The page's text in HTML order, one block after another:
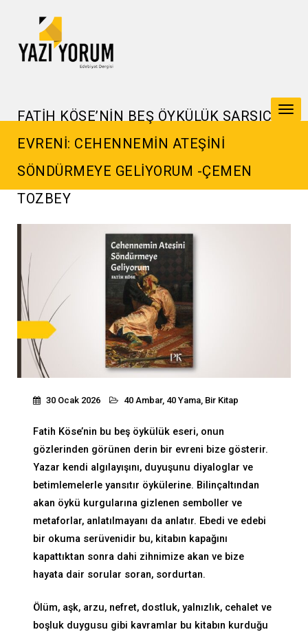
FATİH KÖSE’NİN BEŞ ÖYKÜLÜK SARSICI
EVRENİ: CEHENNEMİN ATEŞİNİ
SÖNDÜRMEYE GELİYORUM -ÇEMEN
TOZBEY
30 Ocak 2026 40 Ambar, 40 Yama Bir Kitap
Fatih Köse’nin bu beş öykülük eseri, onun
gözlerinden görünen derin bir evreni bize gösterir.
Yazar kendi algılayışını, duyuşunu diyaloglar ve
betimlemelerle yansıtır öykülerine. Bilinçaltından
akan öykü kurgularına gizlenen semboller ve
metaforlar, anlatılmayanı da anlatır. Ebedi ve edebi
bir okuma serüvenidir bu, kitabın kapağını
kapattıktan sonra dahi zihnimize akan ve bize
hayata dair sorular soran, sordurtan.
Ölüm, aşk, arzu, nefret, dostluk, yalnızlık, cehalet ve
boşluk duygusu gibi kavramlar bu kitabın kurduğu